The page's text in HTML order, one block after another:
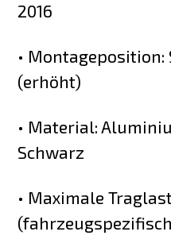
2016
•
(erhöht)
• Material:
Schwarz
• Maximale